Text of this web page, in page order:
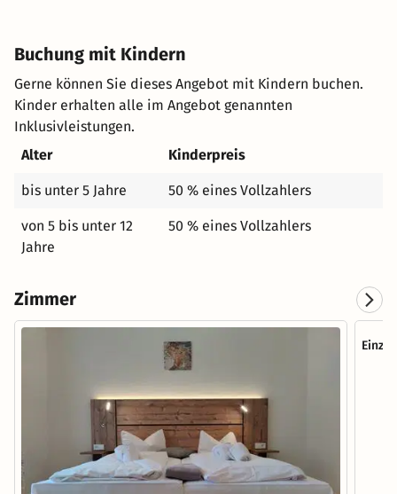
Buchung mit Kindern
Gerne können Sie dieses Angebot mit Kindern buchen.
Kinder erhalten alle im Angebot genannten
Inklusivleistungen.
Alter
Kinderpreis
bis unter 5 Jahre 50 % eines Vollzahlers
von 5 bis unter 12
Jahre
50 % eines Vollzahlers
Zimmer